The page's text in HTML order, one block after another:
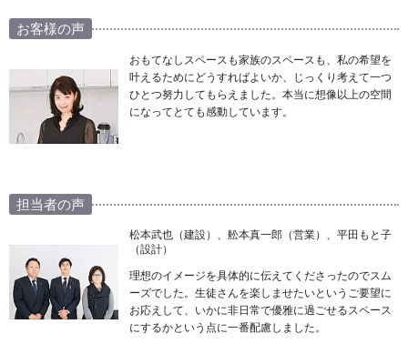
お客様の声
おもてなしスペースも家族のスペースも、私の希望を
叶えるためにどうすればよいか、じっくり考えて一つ
ひとつ努力してもらえました。本当に想像以上の空間
になってとても感動しています。
担当者の声
松本武也（建設）、舩本真一郎（営業）、平田もと子
（設計）
理想のイメージを具体的に伝えてくださったのでスム
ーズでした。生徒さんを楽しませたいというご要望に
お応えして、いかに非日常で優雅に過ごせるスペース
にするかという点に一番配慮しました。